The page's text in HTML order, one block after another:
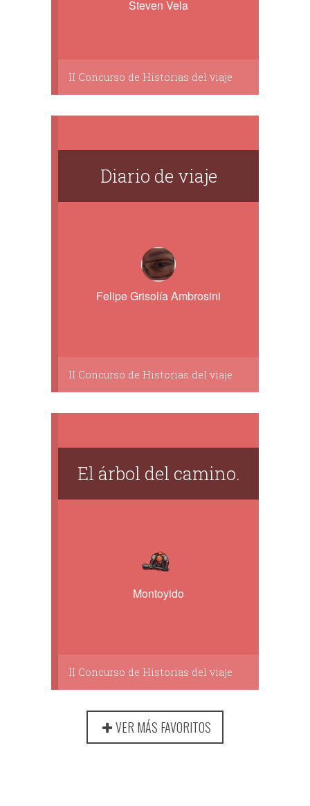
Steven Vela
II Concurso de Historias del viaje
Diario de viaje
Felipe Grisolía Ambrosini
II Concurso de Historias del viaje
El árbol del camino.
Montoyido
II Concurso de Historias del viaje
VER MÁS FAVORITOS